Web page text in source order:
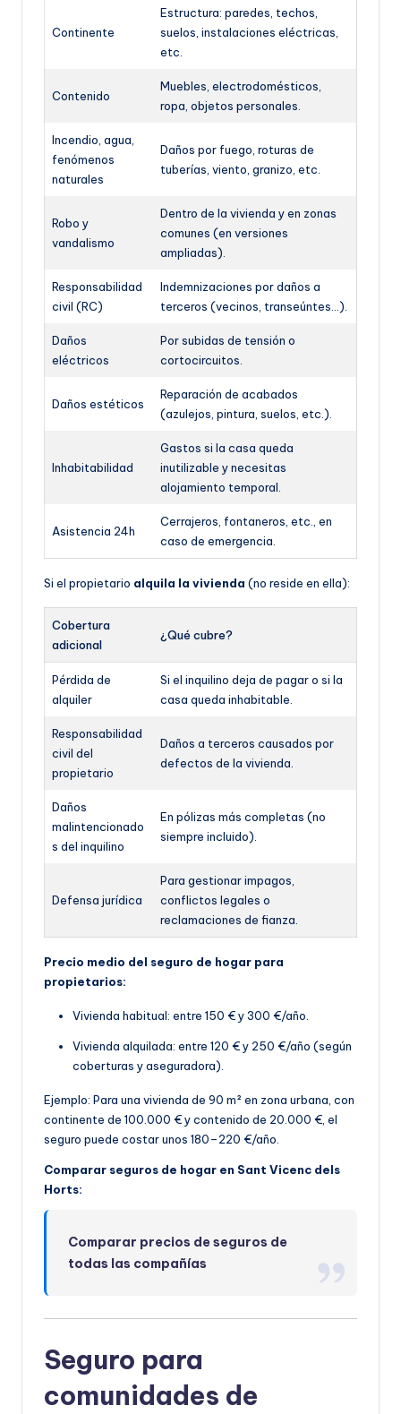
Continente
Estructura: paredes, techos,
suelos, instalaciones eléctricas,
etc.
Contenido
Muebles, electrodomésticos,
ropa, objetos personales.
Incendio, agua,
fenómenos
naturales
Daños por fuego, roturas de
tuberías, viento, granizo, etc.
Robo y
vandalismo
Dentro de la vivienda y en zonas
comunes (en versiones
ampliadas).
Responsabilidad
civil (RC)
Indemnizaciones por daños a
terceros (vecinos, transeúntes…).
Daños
eléctricos
Por subidas de tensión o
cortocircuitos.
Daños estéticos
Reparación de acabados
(azulejos, pintura, suelos, etc.).
Inhabitabilidad
Gastos si la casa queda
inutilizable y necesitas
alojamiento temporal.
Asistencia 24h
Cerrajeros, fontaneros, etc., en
caso de emergencia.
Si el propietario alquila la vivienda (no reside en ella):
Cobertura
adicional
¿Qué cubre?
Pérdida de
alquiler
Si el inquilino deja de pagar o si la
casa queda inhabitable.
Responsabilidad
civil del
propietario
Daños a terceros causados por
defectos de la vivienda.
Daños
malintencionado
s del inquilino
En pólizas más completas (no
siempre incluido).
Defensa jurídica
Para gestionar impagos,
conflictos legales o
reclamaciones de fianza.
Precio medio del seguro de hogar para
propietarios:
Vivienda habitual: entre 150 € y 300 €/año.
Vivienda alquilada: entre 120 € y 250 €/año (según
coberturas y aseguradora).
Ejemplo: Para una vivienda de 90 m² en zona urbana, con
continente de 100.000 € y contenido de 20.000 €, el
seguro puede costar unos 180–220 €/año.
Comparar seguros de hogar en Sant Vicenc dels
Horts:
Comparar precios de seguros de
todas las compañías
Seguro para
comunidades de